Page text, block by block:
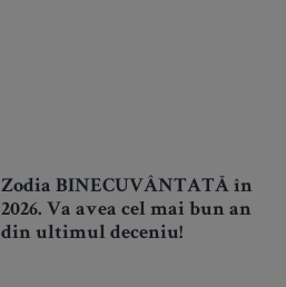
Zodia BINECUVÂNTATĂ în
2026. Va avea cel mai bun an
din ultimul deceniu!